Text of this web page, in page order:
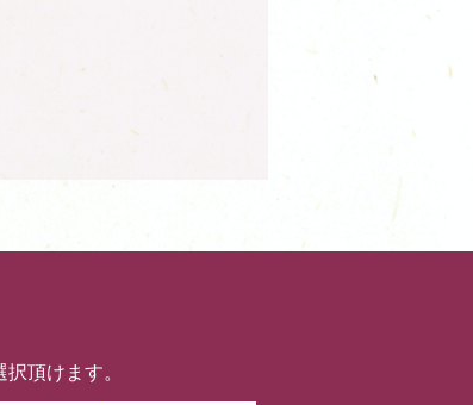
頂けます。